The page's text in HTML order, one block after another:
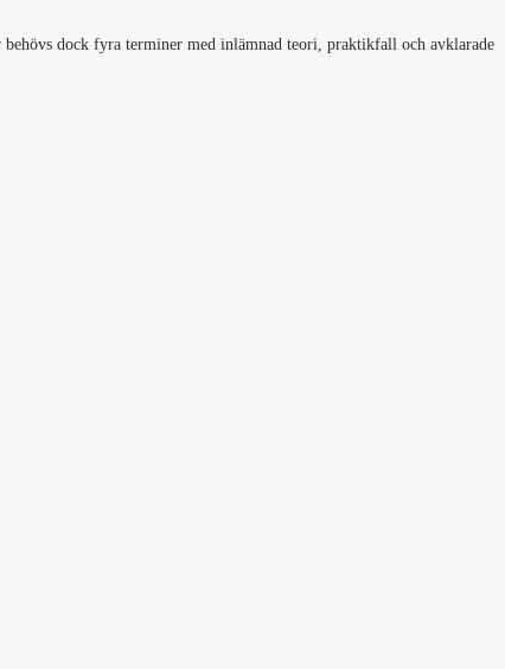
dock fyra terminer med inlämnad teori, praktikfall och avklarade